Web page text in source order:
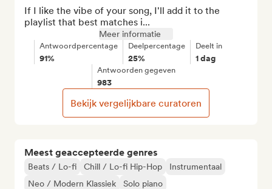
Meest geaccepteerde genres
Beats / Lo-fi Chill / Lo-fi Hip-Hop
Instrumentaal
Neo / Modern Klassiek
Solo piano
If I like the vibe of your song, I'll add it to the
playlist that best matches i...
Meer informatie
Antwoordpercentage
91%
Deelpercentage
25%
Deelt in
1 dag
Antwoorden gegeven
983
Bekijk vergelijkbare curatoren